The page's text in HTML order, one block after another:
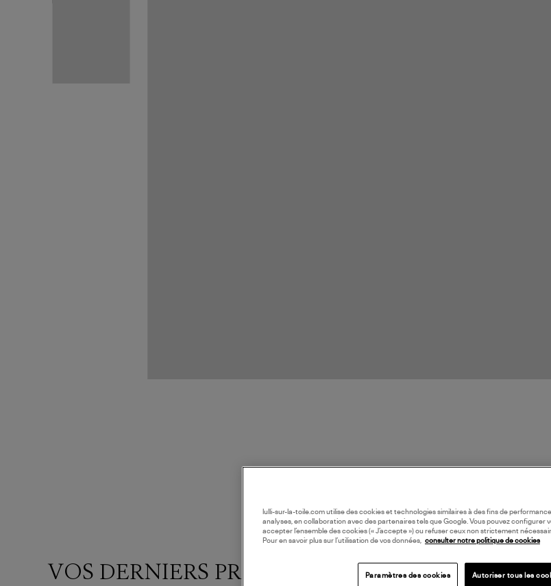
VOS DERNIERS PRODUITS VUS
lulli-sur-la-toile.com utilise des cookies et technologies similaires à des fins de
analyses, en collaboration avec des partenaires tels que Google. Vous pouvez configurer
accepter l’ensemble des cookies (« J’accepte ») ou refuser ceux non strictement
Pour en savoir plus sur l’utilisation de vos données,
consulter notre politique de cookies
Paramètres des cookies Autoriser tous les